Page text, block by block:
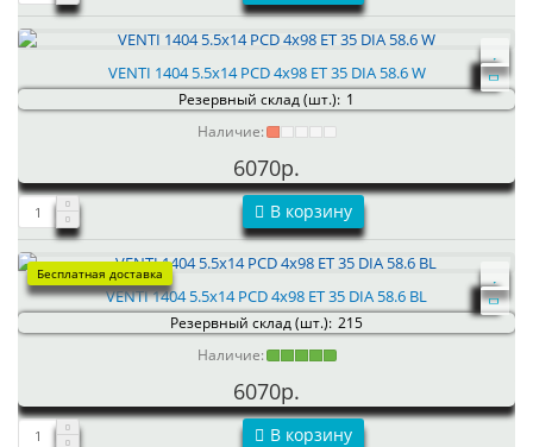
VENTI 1404 5.5x14 PCD 4x98 ET 35 DIA 58.6 W
Резервный склад (шт.): 1
Наличие:
6070р.
В корзину
Бесплатная доставка
VENTI 1404 5.5x14 PCD 4x98 ET 35 DIA 58.6 BL
Резервный склад (шт.): 215
Наличие:
6070р.
В корзину